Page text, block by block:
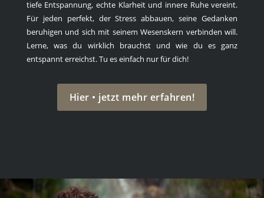
tiefe Entspannung, echte Klarheit und innere Ruhe vereint.
Für jeden perfekt, der Stress abbauen, seine Gedanken
beruhigen und sich mit seinem Wesenskern verbinden will.
Lerne, was du wirklich brauchst und wie du es ganz
entspannt erreichst. Tu es einfach nur für dich!
Hier • jetzt mehr erfahren!